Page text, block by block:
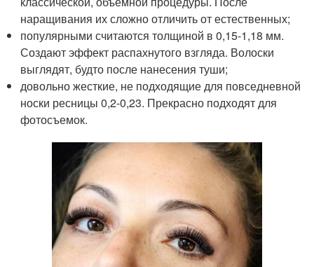
наращивания их сложно отличить от естественных;
популярными считаются толщиной в 0,15-1,18 мм.
Создают эффект распахнутого взгляда. Волоски
выглядят, будто после нанесения туши;
довольно жесткие, не подходящие для повседневной
носки ресницы 0,2-0,23. Прекрасно подходят для
фотосъемок.